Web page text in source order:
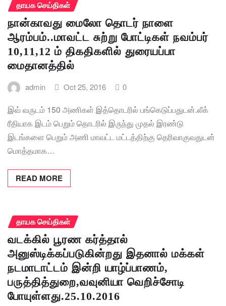
தாயக செய்திகள்
நான்காவது மைலோ தொடர் நாளை
ஆரம்பம்..மாவட்ட சுற்று போட்டிகள் நவம்பர்
10,11,12 ம் திகதிகளில் துரையப்பா
மைதானத்தில்
admin Oct 25, 2016 0
இவ் வருடம் 150 அணிகள் இத்தொடரில் பங்கெடுப்பதுடன்.லீக்
ரீதியாக இடம் பெறும் தொடரில் இருந்து முதல் இரண்டு
இடங்களை பெறும் அணி மாவட்ட மட்டத்திற்கு தெரிவாகுவதுடன்
மொத்தமாக…
READ MORE
தாயக செய்திகள்
வடக்கில் பூரண கர்த்தால்
அனுஸ்டிக்கப்படுகின்றது இதனால் மக்கள்
நடமாடாட்டம் இன்றி யாழ்ப்பாணம்,
பருத்தித்துறை,வவுனியா வெறிச்சோடி
போயுள்ளது.25.10.2016